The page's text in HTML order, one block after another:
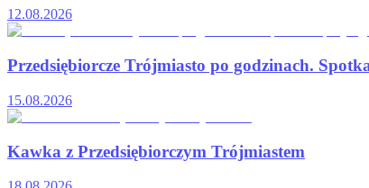
12.08.2026
Przedsiębiorcze Trójmiasto po godzinach.
15.08.2026
Kawka z Przedsiębiorczym Trójmiastem